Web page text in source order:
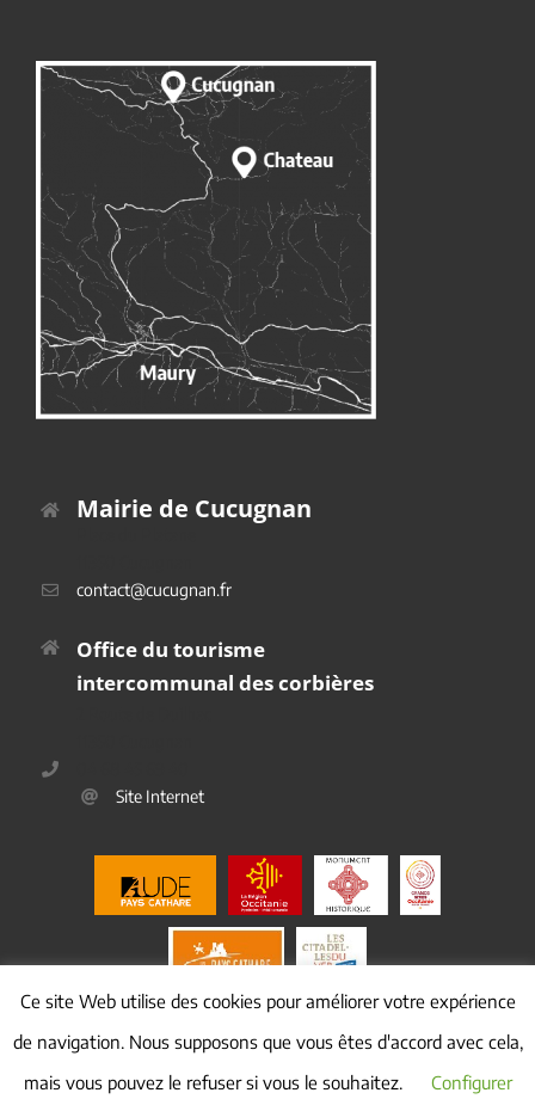
Mairie de Cucugnan
contact@cucugnan.fr
Office du tourisme
intercommunal des corbières
Site Internet
Ce site Web utilise des cookies pour améliorer votre expérience
de navigation. Nous supposons que vous êtes d'accord avec cela,
mais vous pouvez le refuser si vous le souhaitez.
Configurer